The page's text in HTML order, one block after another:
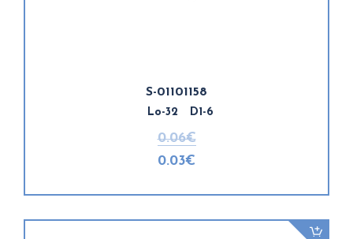
S-01101158
Lo-32 D1-6
0.06€
0.03€